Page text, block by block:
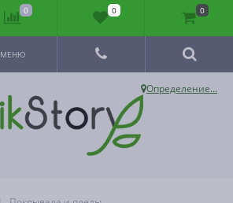
Определение...
МЕНЮ
0 0 0